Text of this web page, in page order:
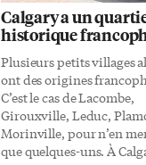
Calgary a un
historique
Plusieurs petits villages
ont des origines
C’est le cas de Lacombe,
Girouxville, Leduc,
Morinville, pour n’en
que quelques-uns. À